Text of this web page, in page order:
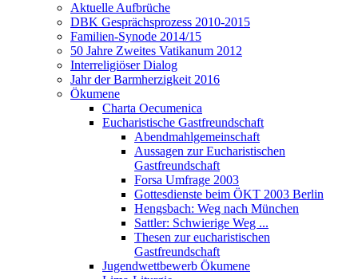
Aktuelle Aufbrüche
DBK Gesprächsprozess 2010-2015
Familien-Synode 2014/15
50 Jahre Zweites Vatikanum 2012
Interreligiöser Dialog
Jahr der Barmherzigkeit 2016
Ökumene
Charta Oecumenica
Eucharistische Gastfreundschaft
Abendmahlgemeinschaft
Aussagen zur Eucharistischen
Gastfreundschaft
Forsa Umfrage 2003
Gottesdienste beim ÖKT 2003 Berlin
Hengsbach: Weg nach München
Sattler: Schwierige Weg ...
Thesen zur eucharistischen
Gastfreundschaft
Jugendwettbewerb Ökumene